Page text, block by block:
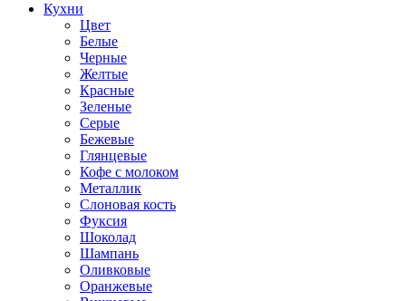
Кухни
Цвет
Белые
Черные
Желтые
Красные
Зеленые
Серые
Бежевые
Глянцевые
Кофе с молоком
Металлик
Слоновая кость
Фуксия
Шоколад
Шампань
Оливковые
Оранжевые